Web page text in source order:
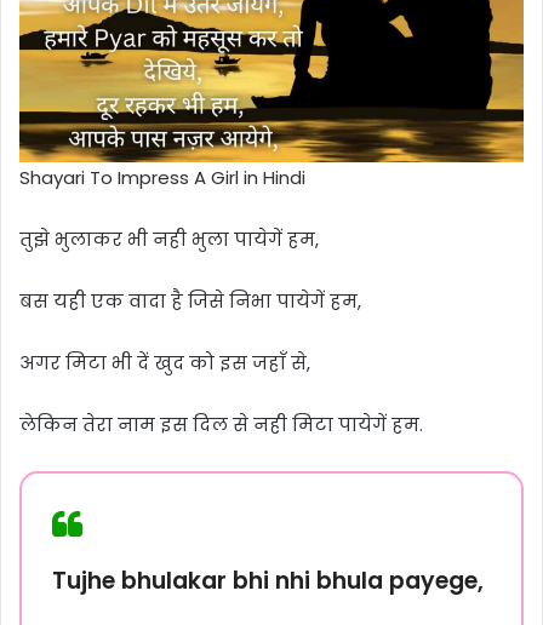
Shayari To Impress A Girl in Hindi
तुझे भुलाकर भी नही भुला पायेगें हम,
बस यही एक वादा है जिसे निभा पायेगें हम,
अगर मिटा भी दें खुद को इस जहाँ से,
लेकिन तेरा नाम इस दिल से नही मिटा पायेगें हम.
Tujhe bhulakar bhi nhi bhula payege,